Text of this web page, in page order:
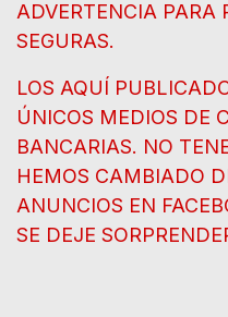
ADVERTENCIA PARA
SEGURAS.
LOS AQUÍ
ÚNICOS MEDIOS DE
BANCARIAS. NO
HEMOS CAMBIADO
ANUNCIOS EN
SE DEJE